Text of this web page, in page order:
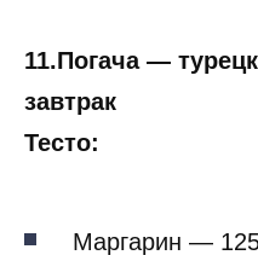
11.Погача —
завтрак
Тесто:
Маргарин —